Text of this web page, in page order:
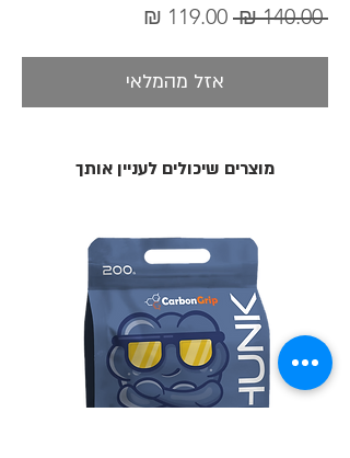
‏140.00 ‏₪
מחיר
אזל מהמלאי
מוצרים שיכולים לעניין אותך